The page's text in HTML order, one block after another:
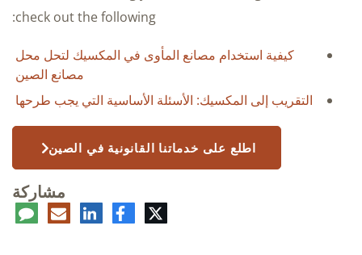
check out the following:
كيفية استخدام مصانع المأوى في المكسيك لتحل محل
مصانع الصين
التقريب إلى المكسيك: الأسئلة الأساسية التي يجب طرحها
اطلع على خدماتنا القانونية في الصين
مشاركة
تويتر فيسبوكلينكدإنالبريد